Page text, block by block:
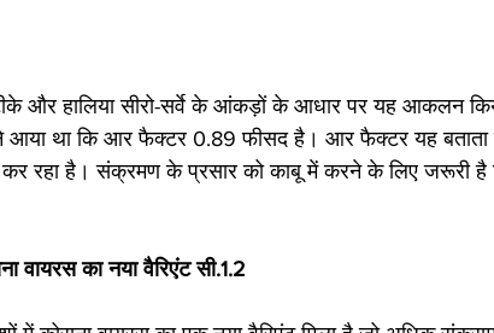
और हालिया सीरो-सर्वे के आंकड़ों के आधार पर यह आकलन
आया था कि आर फैक्टर 0.89 फीसद है। आर फैक्टर यह
कर रहा है। संक्रमण के प्रसार को काबू में करने के लिए जरूरी
वायरस का नया वैरिएंट सी.1.2